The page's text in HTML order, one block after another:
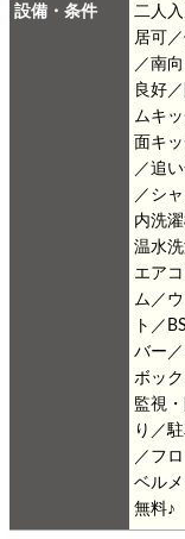
設備・条件
二人
居可
／南
良好
ムキ
面キ
／追
／シ
内洗
温水
エア
ム／
ト／
バー
ボッ
監視
り／
／フ
ベル
無料♪